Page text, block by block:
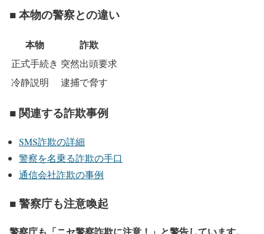
■ 本物の警察との違い
本物 詐欺
正式手続き 突然出頭要求
冷静説明
逮捕で脅す
■ 関連する詐欺事例
SMS詐欺の詳細
警察を名乗る詐欺の手口
通信会社詐欺の事例
■ 警察庁も注意喚起